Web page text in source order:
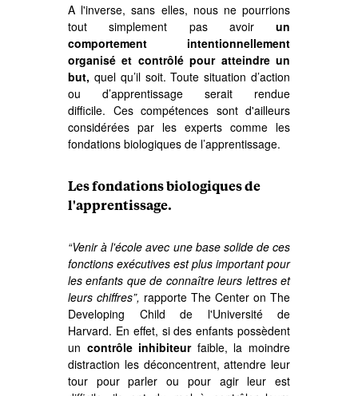
A l'inverse, sans elles, nous ne pourrions
tout simplement pas avoir un
comportement intentionnellement
organisé et contrôlé pour atteindre un
but, quel qu’il soit. Toute situation d’action
ou d’apprentissage serait rendue
difficile. Ces compétences sont d'ailleurs
considérées par les experts comme les
fondations biologiques de l’apprentissage.
Les fondations biologiques de
l'apprentissage.
“Venir à l'école avec une base solide de ces
fonctions exécutives est plus important pour
les enfants que de connaître leurs lettres et
leurs chiffres”, rapporte The Center on The
Developing Child de l'Université de
Harvard. En effet, si des enfants possèdent
un contrôle inhibiteur faible, la moindre
distraction les déconcentrent, attendre leur
tour pour parler ou pour agir leur est